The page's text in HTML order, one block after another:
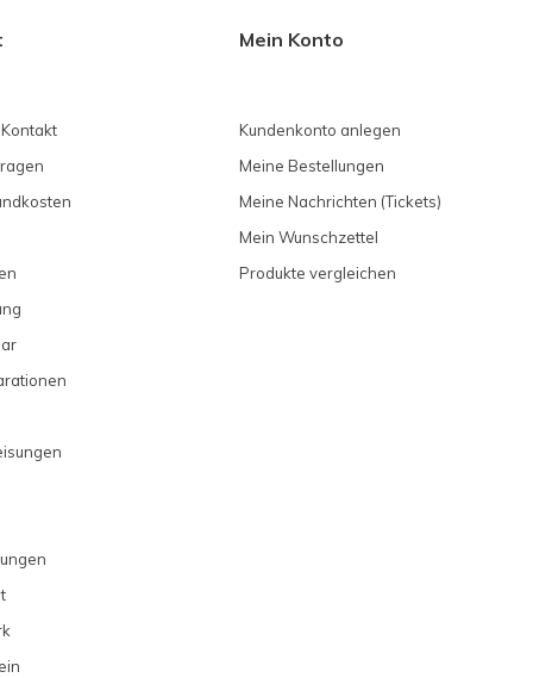
Mein Konto
Kundenkonto anlegen
Meine Bestellungen
Meine Nachrichten (Tickets)
Mein Wunschzettel
Produkte vergleichen